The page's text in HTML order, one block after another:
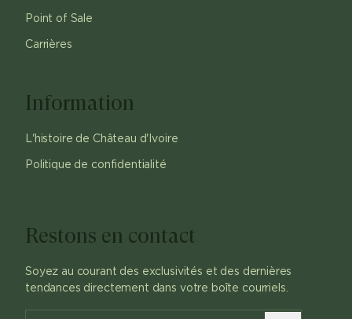
Point of Sale
Carrières
Information
L'histoire de Château d'Ivoire
Politique de confidentialité
Restons en contact
Soyez au courant des exclusivités et des dernières
tendances directement dans votre boîte courriels.